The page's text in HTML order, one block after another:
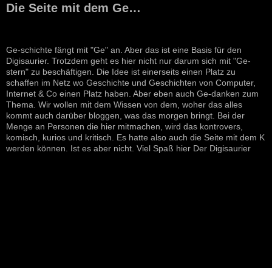
Die Seite mit dem Ge…
Ge-schichte fängt mit "Ge" an. Aber das ist eine Basis für den
Digisaurier. Trotzdem geht es hier nicht nur darum sich mit "Ge-
stern" zu beschäftigen. Die Idee ist einerseits einen Platz zu
schaffen im Netz wo Geschichte und Geschichten von Computer,
Internet & Co einen Platz haben. Aber eben auch Ge-danken zum
Thema. Wir wollen mit dem Wissen von dem, woher das alles
kommt auch darüber bloggen, was das morgen bringt. Bei der
Menge an Personen die hier mitmachen, wird das kontrovers,
komisch, kurios und kritisch. Es hatte also auch die Seite mit dem K
werden können. Ist es aber nicht. Viel Spaß hier Der Digisaurier